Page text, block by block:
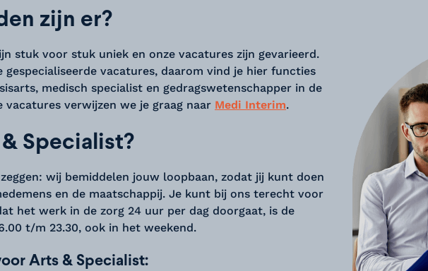
zijn er?
stuk voor stuk uniek en onze vacatures zijn gevarieerd.
vacatures, daarom vind je hier functies
medisch specialist en gedragswetenschapper in de
vacatures verwijzen we je graag naar Medi Interim.
Specialist?
wij bemiddelen jouw loopbaan, zodat jij kunt doen
en de maatschappij. Je kunt bij ons terecht voor
het werk in de zorg 24 uur per dag doorgaat, is de
t/m 23.30, ook in het weekend.
Arts & Specialist: